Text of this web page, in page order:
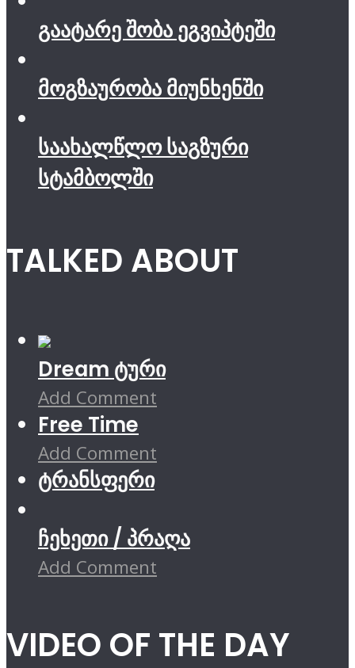
გაატარე შობა ეგვიპტეში
მოგზაურობა მიუნხენში
საახალწლო საგზური
სტამბოლში
TALKED ABOUT
Dream ტური
Add Comment
Free Time
Add Comment
ტრანსფერი
ჩეხეთი / პრაღა
Add Comment
VIDEO OF THE DAY